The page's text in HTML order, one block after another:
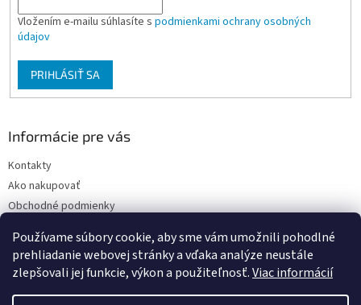
Používame súbory cookie, aby sme vám umožnili pohodlné
prehliadanie webovej stránky a vďaka analýze neustále
zlepšovali jej funkcie, výkon a použiteľnosť.Viac informácií
Vložením e-mailu súhlasíte s podmienkami ochrany osobných
údajov
PRIHLÁSIŤ SA
Informácie pre vás
Kontakty
Ako nakupovať
Obchodné podmienky
Moja objednávka